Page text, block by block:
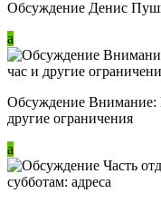
Обсуждение Денис
a
Обсуждение Внимание:
другие ограничения
a